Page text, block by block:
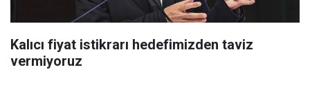
Kalıcı fiyat istikrarı hedefimizden taviz
vermiyoruz